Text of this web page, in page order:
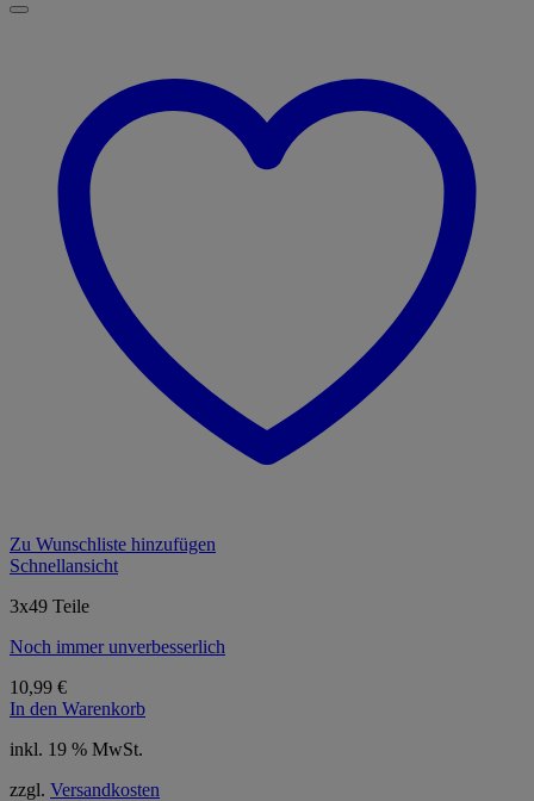
Zu Wunschliste hinzufügen
Schnellansicht
3x49 Teile
Noch immer unverbesserlich
10,99 €
In den Warenkorb
inkl. 19 % MwSt.
zzgl. Versandkosten